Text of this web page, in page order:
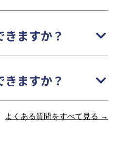
ますか？
ますか？
よくある質問をすべて見る →